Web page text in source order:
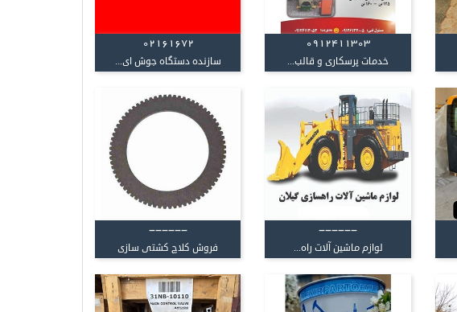
0912411303
خدمات پرسکاری و قالب...
02161672
سازنده دستگاه جوش ای...
------
لوازم ماشین آلات راه...
------
فروش کلاچ کشتی‌ سازی